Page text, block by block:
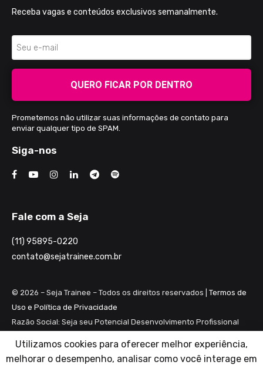
Receba vagas e conteúdos exclusivos semanalmente.
QUERO FICAR POR DENTRO
Prometemos não utilizar suas informações de contato para
enviar qualquer tipo de SPAM.
Siga-nos
Fale com a Seja
(11) 95895-0220
contato@sejatrainee.com.br
© 2026 – Seja Trainee – Todos os direitos reservados | Termos de
Uso e Política de Privacidade
Razão Social: Seja seu Potencial Desenvolvimento Profissional
CNPJ: 28.461.983/0001-82
Utilizamos cookies para oferecer melhor experiência,
melhorar o desempenho, analisar como você interage em